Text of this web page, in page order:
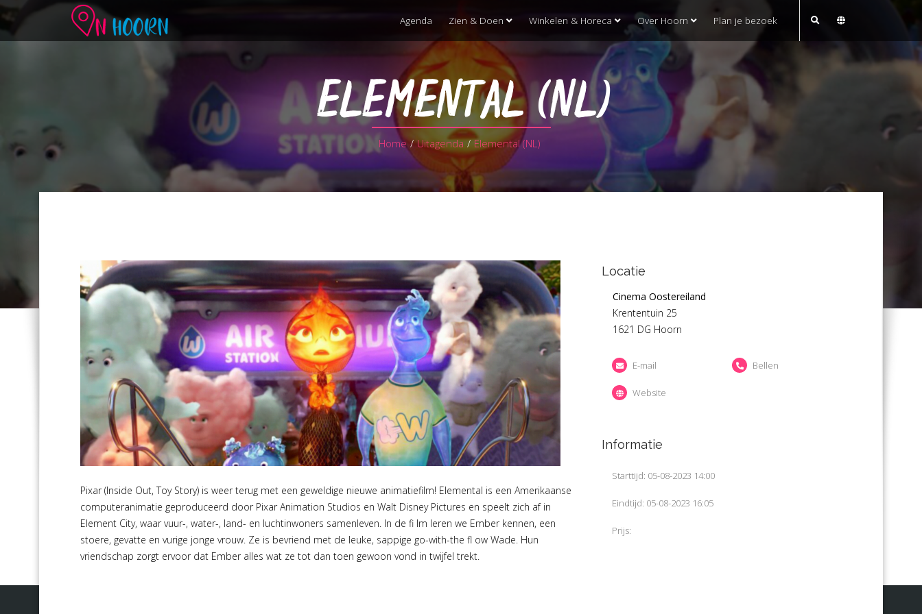
Agenda Zien & Doen Winkelen & Horeca Over Hoorn Plan je bezoek
ELEMENTAL (NL)
Home / Uitagenda / Elemental (NL)
Pixar (Inside Out, Toy Story) is weer terug met een geweldige nieuwe animatiefilm! Elemental is een Amerikaanse
computeranimatie geproduceerd door Pixar Animation Studios en Walt Disney Pictures en speelt zich af in
Element City, waar vuur-, water-, land- en luchtinwoners samenleven. In de fi lm leren we Ember kennen, een
stoere, gevatte en vurige jonge vrouw. Ze is bevriend met de leuke, sappige go-with-the fl ow Wade. Hun
vriendschap zorgt ervoor dat Ember alles wat ze tot dan toen gewoon vond in twijfel trekt.
Locatie
Cinema Oostereiland
Krententuin 25
1621 DG Hoorn
E-mail Bellen
Website
Informatie
Starttijd: 05-08-2023 14:00
Eindtijd: 05-08-2023 16:05
Prijs: